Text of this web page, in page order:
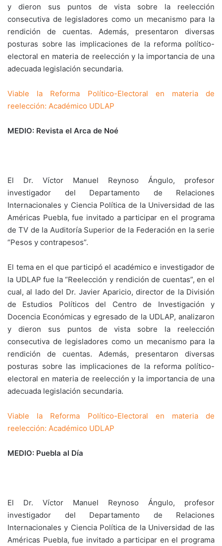
y dieron sus puntos de vista sobre la reelección
consecutiva de legisladores como un mecanismo para la
rendición de cuentas. Además, presentaron diversas
posturas sobre las implicaciones de la reforma político-
electoral en materia de reelección y la importancia de una
adecuada legislación secundaria.
Viable la Reforma Político-Electoral en materia de
reelección: Académico UDLAP
MEDIO: Revista el Arca de Noé
El Dr. Víctor Manuel Reynoso Ángulo, profesor
investigador del Departamento de Relaciones
Internacionales y Ciencia Política de la Universidad de las
Américas Puebla, fue invitado a participar en el programa
de TV de la Auditoría Superior de la Federación en la serie
“Pesos y contrapesos”.
El tema en el que participó el académico e investigador de
la UDLAP fue la “Reelección y rendición de cuentas”, en el
cual, al lado del Dr. Javier Aparicio, director de la División
de Estudios Políticos del Centro de Investigación y
Docencia Económicas y egresado de la UDLAP, analizaron
y dieron sus puntos de vista sobre la reelección
consecutiva de legisladores como un mecanismo para la
rendición de cuentas. Además, presentaron diversas
posturas sobre las implicaciones de la reforma político-
electoral en materia de reelección y la importancia de una
adecuada legislación secundaria.
Viable la Reforma Político-Electoral en materia de
reelección: Académico UDLAP
MEDIO: Puebla al Día
El Dr. Víctor Manuel Reynoso Ángulo, profesor
investigador del Departamento de Relaciones
Internacionales y Ciencia Política de la Universidad de las
Américas Puebla, fue invitado a participar en el programa